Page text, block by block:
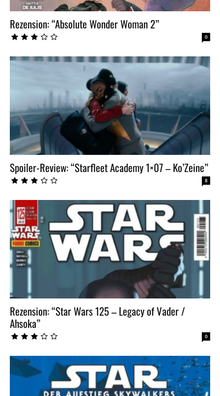
Rezension: “Absolute Wonder Woman 2”
0
Spoiler-Review: “Starfleet Academy 1×07 – Ko’Zeine”
8
Rezension: “Star Wars 125 – Legacy of Vader /
Ahsoka”
0